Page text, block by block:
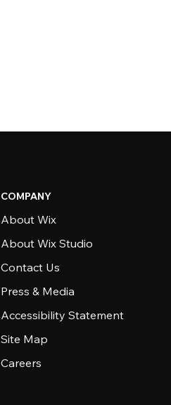
COMPANY
About Wix
About Wix Studio
Contact Us
Press & Media
Accessibility Statement
Site Map
Careers